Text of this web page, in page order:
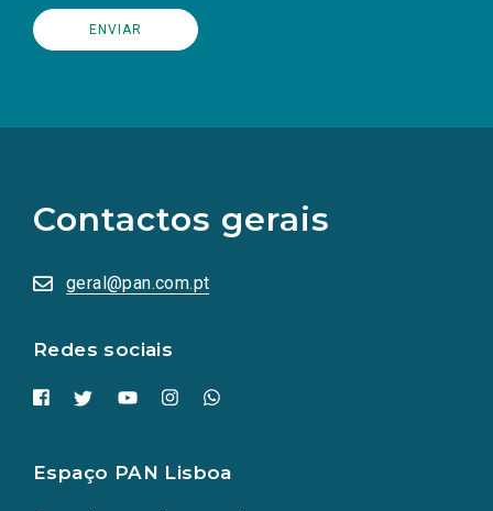
Contactos gerais
geral@pan.com.pt
Redes sociais
redes
sociais
numa
nova
Espaço PAN Lisboa